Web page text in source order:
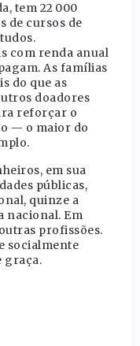
tem 22 000
de cursos de
com renda anual
As famílias
do que as
doadores
reforçar o
— o maior do
em sua
públicas,
quinze a
nacional. Em
profissões.
socialmente
graça.